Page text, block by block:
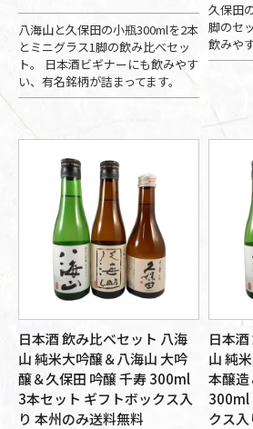
八海山と久保田の小瓶300mlを2本
とミニグラス1脚の飲み比べセッ
ト。 日本酒ビギナーにも飲みやす
い、有名銘柄が詰まってます。
久保田
脚のセ
飲みや
日本酒 飲み比べセット 八海
山 純米大吟醸＆八海山 大吟
醸＆久保田 吟醸 千寿 300ml
3本セット ギフトボックス入
り 本州のみ送料無料
日本
山 純
本醸造
300ml
クス